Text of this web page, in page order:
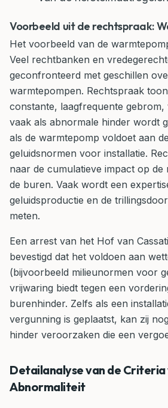
Voorbeeld uit de rechtspraak:
Het voorbeeld van de
Veel rechtbanken en
geconfronteerd met geschillen
warmtepompen. Rechtspraak
constante, laagfrequente
vaak als abnormale hinder wordt
als de warmtepomp voldoet aan
geluidsnormen voor installatie.
naar de cumulatieve impact op de
de buren. Vaak wordt een
geluidsproductie en de
meten.
Een arrest van het Hof van
bevestigd dat het voldoen aan
(bijvoorbeeld milieunormen voor
vrijwaring biedt tegen een
burenhinder. Zelfs als een
vergunning is geplaatst, kan zij
hinder veroorzaken die een
Detailanalyse van de
Abnormaliteit